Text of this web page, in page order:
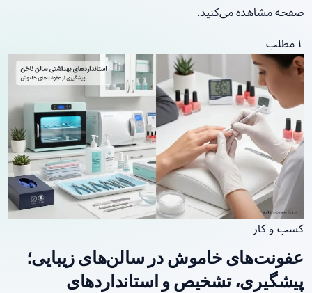
صفحه مشاهده می‌کنید.
۱ مطلب
کسب و کار
عفونت‌های خاموش در سالن‌های زیبایی؛
پیشگیری، تشخیص و استانداردهای